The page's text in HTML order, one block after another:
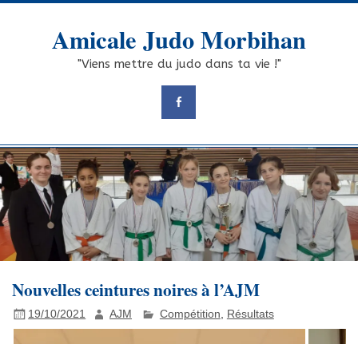
Skip
Amicale Judo Morbihan
"Viens mettre du judo dans ta vie !"
Nouvelles ceintures noires à l’AJM
19/10/2021 AJM Compétition Résultats